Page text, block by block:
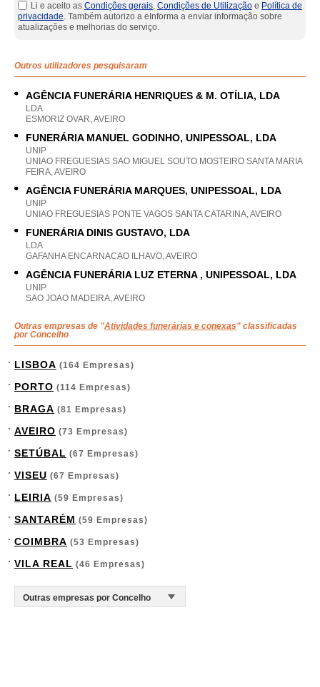
Li e aceito as Condições gerais, Condições de Utilização e Política de
privacidade. Também autorizo a eInforma a enviar informação sobre
atualizações e melhorias do serviço.
Outros utilizadores pesquisaram
AGÊNCIA FUNERÁRIA HENRIQUES & M. OTÍLIA, LDA
LDA
ESMORIZ OVAR, AVEIRO
FUNERÁRIA MANUEL GODINHO, UNIPESSOAL, LDA
UNIP
UNIAO FREGUESIAS SAO MIGUEL SOUTO MOSTEIRO SANTA MARIA
FEIRA, AVEIRO
AGÊNCIA FUNERÁRIA MARQUES, UNIPESSOAL, LDA
UNIP
UNIAO FREGUESIAS PONTE VAGOS SANTA CATARINA, AVEIRO
FUNERÁRIA DINIS GUSTAVO, LDA
LDA
GAFANHA ENCARNACAO ILHAVO, AVEIRO
AGÊNCIA FUNERÁRIA LUZ ETERNA , UNIPESSOAL, LDA
UNIP
SAO JOAO MADEIRA, AVEIRO
Outras empresas de "Atividades funerárias e conexas" classificadas
por Concelho
LISBOA (164 Empresas)
PORTO (114 Empresas)
BRAGA (81 Empresas)
AVEIRO (73 Empresas)
SETÚBAL (67 Empresas)
VISEU (67 Empresas)
LEIRIA (59 Empresas)
SANTARÉM (59 Empresas)
COIMBRA (53 Empresas)
VILA REAL (46 Empresas)